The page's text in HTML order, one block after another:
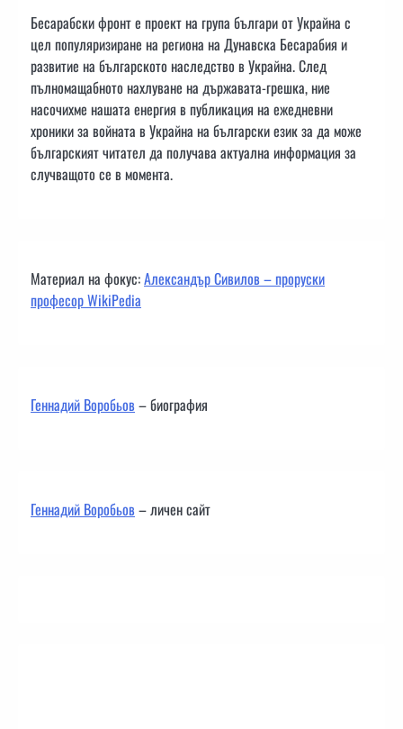
Бесарабски фронт е проект на група българи от Украйна с
цел популяризиране на региона на Дунавска Бесарабия и
развитие на българското наследство в Украйна. След
пълномащабното нахлуване на държавата-грешка, ние
насочихме нашата енергия в публикация на ежедневни
хроники за войната в Украйна на български език за да може
българският читател да получава актуална информация за
случващото се в момента.
Материал на фокус:Александър Сивилов – проруски
професор WikiPedia
Геннадий Воробьов– биография
Геннадий Воробьов– личен сайт